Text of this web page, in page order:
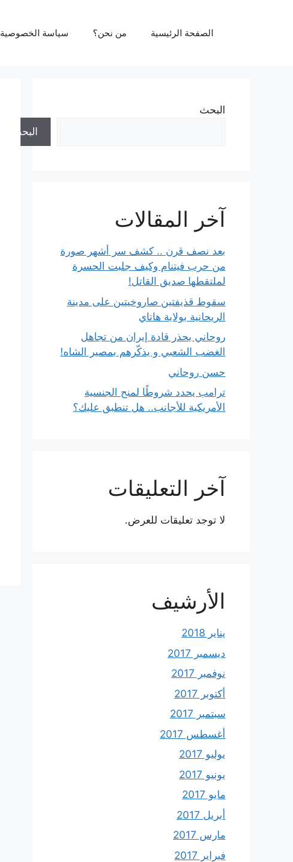
الصفحة الرئيسية من نحن؟ سياسة الخصوصية
البحث
البحث
آخر المقالات
بعد نصف قرن .. كشف سر أشهر صورة
من حرب فيتنام وكيف جلبت الحسرة
لملتقطها صديق القاتل!
سقوط قذيفتين صاروخيتين على مدينة
الريحانية بولاية هاتاي
روحاني يحذر قادة إيران من تجاهل
الغضب الشعبي و يذكّرهم بمصير الشاه!
حسن روحاني
ترامب يحدد شروطًا لمنح الجنسية
الأمريكية للأجانب.. هل تنطبق عليك؟
آخر التعليقات
لا توجد تعليقات للعرض.
الأرشيف
يناير 2018
ديسمبر 2017
نوفمبر 2017
أكتوبر 2017
سبتمبر 2017
أغسطس 2017
يوليو 2017
يونيو 2017
مايو 2017
أبريل 2017
مارس 2017
فبراير 2017